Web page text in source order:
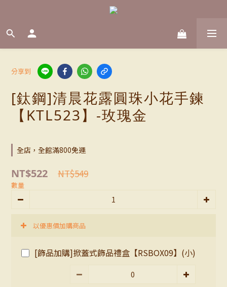
分享到
[鈦鋼]清晨花露圓珠小花手鍊
【KTL523】-玫瑰金
全店，全館滿800免運
NT$522 NT$549
數量
以優惠價加購商品
[飾品加購]掀蓋式飾品禮盒【RSBOX09】(小)